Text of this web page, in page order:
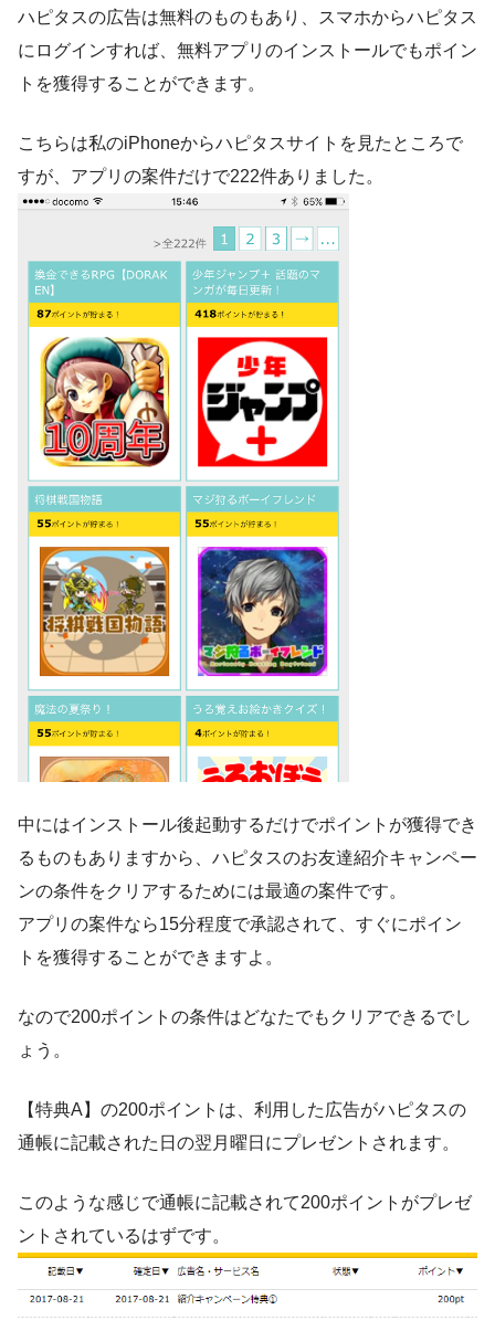
ハピタスの広告は無料のものもあり、スマホからハピタス
にログインすれば、無料アプリのインストールでもポイン
トを獲得することができます。
こちらは私のiPhoneからハピタスサイトを見たところで
すが、アプリの案件だけで222件ありました。
中にはインストール後起動するだけでポイントが獲得でき
るものもありますから、ハピタスのお友達紹介キャンペー
ンの条件をクリアするためには最適の案件です。
アプリの案件なら15分程度で承認されて、すぐにポイン
トを獲得することができますよ。
なので200ポイントの条件はどなたでもクリアできるでし
ょう。
【特典A】の200ポイントは、利用した広告がハピタスの
通帳に記載された日の翌月曜日にプレゼントされます。
このような感じで通帳に記載されて200ポイントがプレゼ
ントされているはずです。